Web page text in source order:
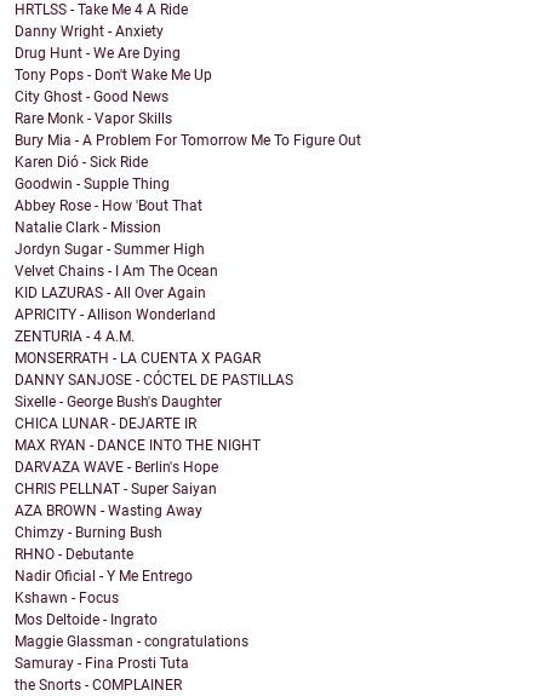
HRTLSS - Take Me 4 A Ride
Danny Wright - Anxiety
Drug Hunt - We Are Dying
Tony Pops - Don't Wake Me Up
City Ghost - Good News
Rare Monk - Vapor Skills
Bury Mia - A Problem For Tomorrow Me To Figure Out
Karen Dió - Sick Ride
Goodwin - Supple Thing
Abbey Rose - How 'Bout That
Natalie Clark - Mission
Jordyn Sugar - Summer High
Velvet Chains - I Am The Ocean
KID LAZURAS - All Over Again
APRICITY - Allison Wonderland
ZENTURIA - 4 A.M.
MONSERRATH - LA CUENTA X PAGAR
DANNY SANJOSE - CÓCTEL DE PASTILLAS
Sixelle - George Bush's Daughter
CHICA LUNAR - DEJARTE IR
MAX RYAN - DANCE INTO THE NIGHT
DARVAZA WAVE - Berlin's Hope
CHRIS PELLNAT - Super Saiyan
AZA BROWN - Wasting Away
Chimzy - Burning Bush
RHNO - Debutante
Nadir Oficial - Y Me Entrego
Kshawn - Focus
Mos Deltoide - Ingrato
Maggie Glassman - congratulations
Samuray - Fina Prosti Tuta
the Snorts - COMPLAINER